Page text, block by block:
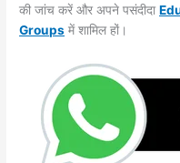
की जांच करें और अपने पसंदीदा
Groups में शामिल हों।